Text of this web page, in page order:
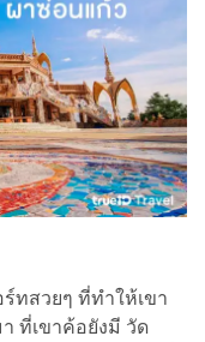
ทสวยๆ ที่ทำให้เขา
ที่เขาค้อยังมี วัด